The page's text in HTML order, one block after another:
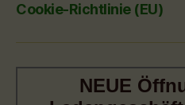
Cookie-Richtlinie (EU)